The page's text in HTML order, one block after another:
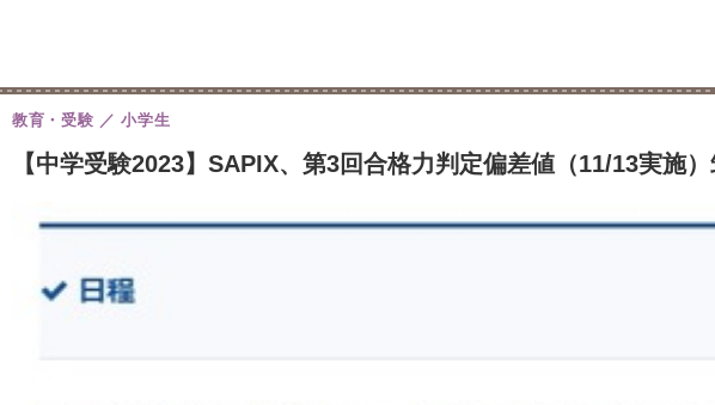
【中学受験2023】SAPIX、第3回合格力判定偏差値（11/13実施
教育・受験 小学生